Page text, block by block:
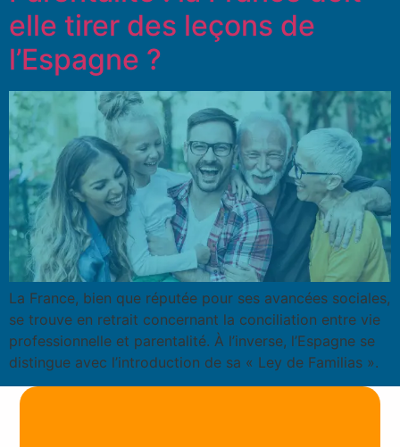
elle tirer des leçons de
l’Espagne ?
La France, bien que réputée pour ses avancées sociales,
se trouve en retrait concernant la conciliation entre vie
professionnelle et parentalité. À l’inverse, l’Espagne se
distingue avec l’introduction de sa « Ley de Familias ».